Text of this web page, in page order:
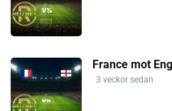
France mot
3 veckor sedan